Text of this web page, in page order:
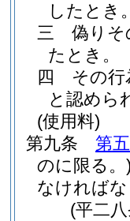
したとき
三
偽りそ
たとき。
四
その
と認めら
(使用料)
第九条
第
のに限る。
なければ
(平二